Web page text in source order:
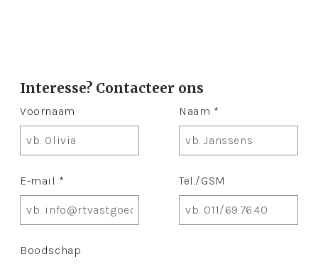
Interesse? Contacteer ons
Voornaam Naam *
E-mail * Tel./GSM
Boodschap